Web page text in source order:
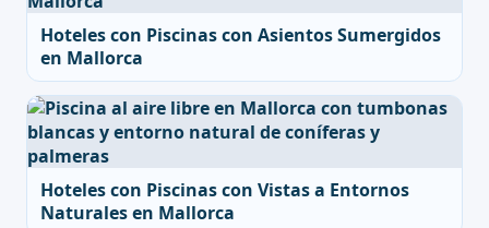
Hoteles con Piscinas con Asientos Sumergidos
en Mallorca
Hoteles con Piscinas con Vistas a Entornos
Naturales en Mallorca